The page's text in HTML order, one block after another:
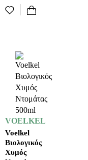
VOELKEL
Voelkel
Βιολογικός
Χυμός